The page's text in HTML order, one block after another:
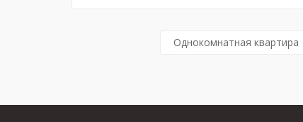
Однокомнатная квартира